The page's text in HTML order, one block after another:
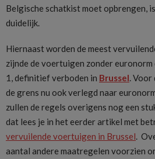
Belgische schatkist moet opbrengen,
duidelijk.
Hiernaast worden de meest
zijnde de voertuigen zonder
1, definitief verboden in Brussel.
de grens nu ook verlegd naar
zullen de regels overigens nog een
dat lees je in het eerder artikel met
vervuilende voertuigen in Brussel.
aantal andere maatregelen voorzien